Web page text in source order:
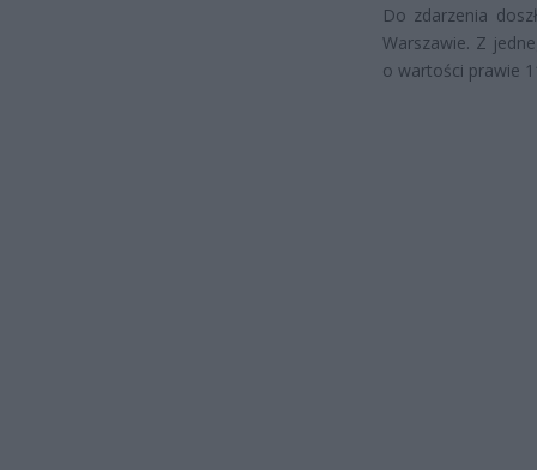
Do zdarzenia
Warszawie. Z
o wartości prawie